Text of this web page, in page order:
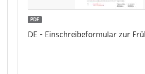
PDF
DE - Einschreibeformular zur